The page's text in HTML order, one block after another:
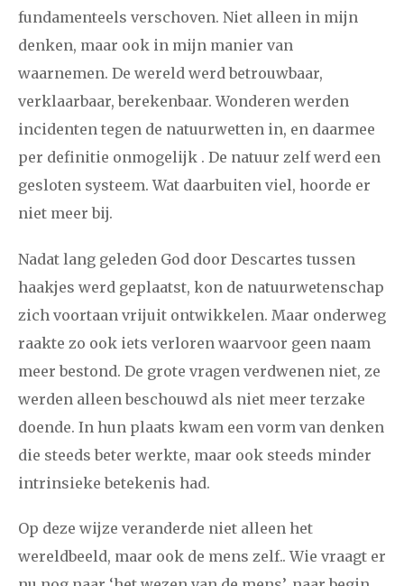
januari februari maart april mei juni juli
augustus september
december
2016
januari maart juni
augustus september oktober november
december
2015
februari maart april
augustus september oktober november
2014
januari februari maart april mei juni juli
augustus september november
december
januari
augustus september oktober november
fundamenteels verschoven. Niet alleen in mijn
denken, maar ook in mijn manier van
waarnemen. De wereld werd betrouwbaar,
verklaarbaar, berekenbaar. Wonderen werden
incidenten tegen de natuurwetten in, en daarmee
per definitie onmogelijk . De natuur zelf werd een
gesloten systeem. Wat daarbuiten viel, hoorde er
niet meer bij.
Nadat lang geleden God door Descartes tussen
haakjes werd geplaatst, kon de natuurwetenschap
zich voortaan vrijuit ontwikkelen. Maar onderweg
raakte zo ook iets verloren waarvoor geen naam
meer bestond. De grote vragen verdwenen niet, ze
werden alleen beschouwd als niet meer terzake
doende. In hun plaats kwam een vorm van denken
die steeds beter werkte, maar ook steeds minder
intrinsieke betekenis had.
Op deze wijze veranderde niet alleen het
wereldbeeld, maar ook de mens zelf.. Wie vraagt er